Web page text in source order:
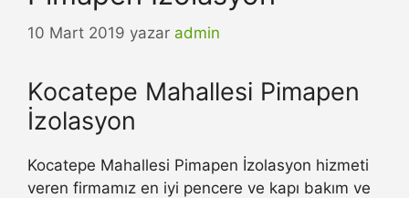
10 Mart 2019 yazar admin
Kocatepe Mahallesi Pimapen
İzolasyon
Kocatepe Mahallesi Pimapen İzolasyon hizmeti
veren firmamız en iyi pencere ve kapı bakım ve